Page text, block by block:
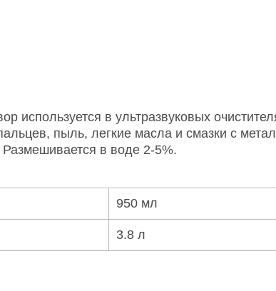
используется в ультразвуковых
пыль, легкие масла и смазки с
в воде 2-5%.
950 мл
3.8 л